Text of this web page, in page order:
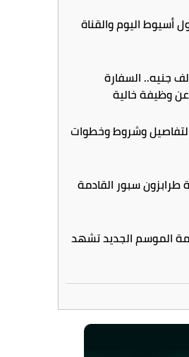
أسيوط اليوم والقناة
سنوي يصل لـ996 ألف جنيه.. السفارة
عن وظيفة خالية
بنك مصر 2026.. التفاصيل وشروط وخطوات
طرابزون سبور القادمة
الموسم الجديد تشهد